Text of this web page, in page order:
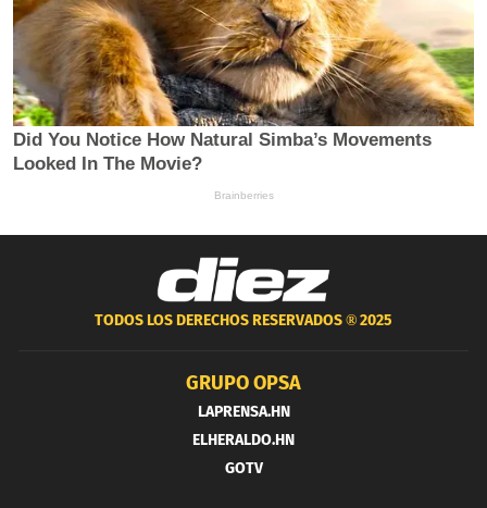
TODOS LOS DERECHOS RESERVADOS ®2025
GRUPO OPSA
LAPRENSA.HN
ELHERALDO.HN
GOTV